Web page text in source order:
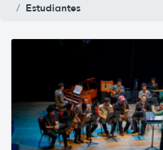
Estudiantes